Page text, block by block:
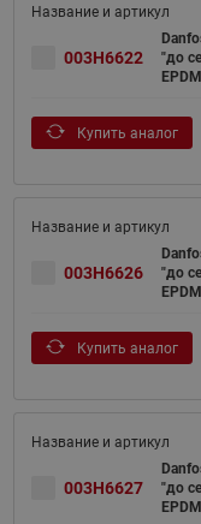
003H6622
"до
EPDM
Купить аналог
003H6626
"до
EPDM
Купить аналог
003H6627
"до
EPDM